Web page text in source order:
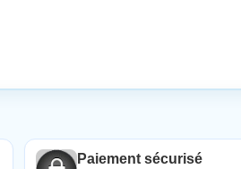
Paiement sécurisé